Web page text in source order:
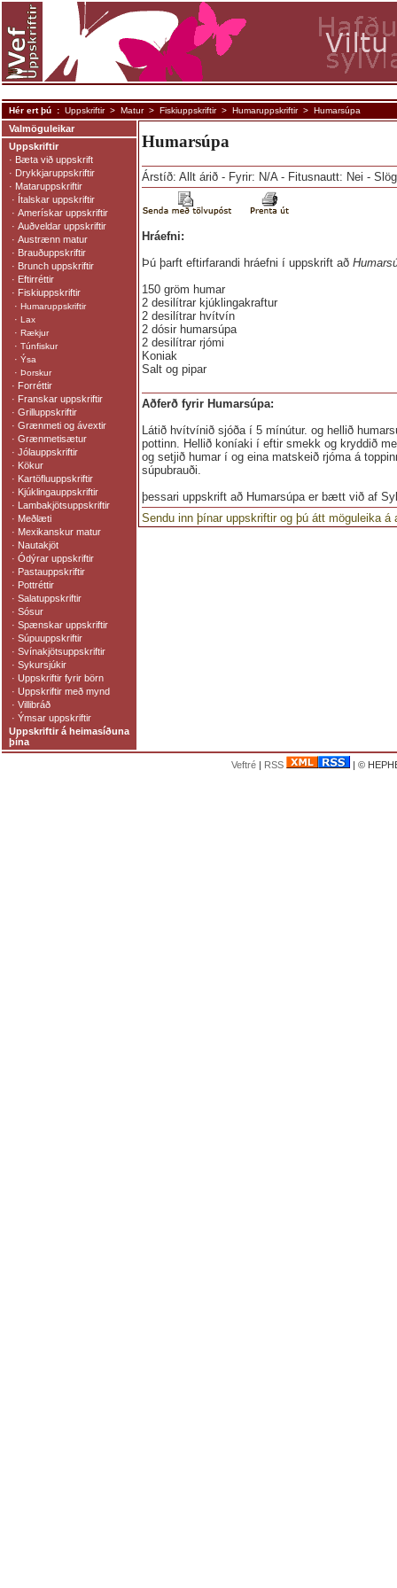
Humarsúpa
Árstíð: Allt árið - Fyrir: N/A - Fitusnautt: Nei -
Hráefni:
Þú þarft eftirfarandi hráefni í uppskrift að
150 gröm humar
2 desilítrar kjúklingakraftur
2 desilítrar hvítvín
2 dósir humarsúpa
2 desilítrar rjómi
Koniak
Salt og pipar
Aðferð fyrir Humarsúpa:
Látið hvítvínið sjóða í 5 mínútur. og hellið
pottinn. Hellið koníaki í eftir smekk og kryddið
og setjið humar í og eina matskeið rjóma á
súpubrauði.
þessari uppskrift að Humarsúpa er bætt við af
Sendu inn þínar uppskriftir og þú átt möguleika
Valmöguleikar
Uppskriftir
· Bæta við uppskrift
· Drykkjaruppskriftir
· Mataruppskriftir
· Ítalskar uppskriftir
· Amerískar uppskriftir
· Auðveldar uppskriftir
· Austrænn matur
· Brauðuppskriftir
· Brunch uppskriftir
· Eftirréttir
· Fiskiuppskriftir
· Humaruppskriftir
· Lax
· Rækjur
· Túnfiskur
· Ýsa
· Þorskur
· Forréttir
· Franskar uppskriftir
· Grilluppskriftir
· Grænmeti og ávextir
· Grænmetisætur
· Jólauppskriftir
· Kökur
· Kartöfluuppskriftir
· Kjúklingauppskriftir
· Lambakjötsuppskriftir
· Meðlæti
· Mexikanskur matur
· Nautakjöt
· Ódýrar uppskriftir
· Pastauppskriftir
· Pottréttir
· Salatuppskriftir
· Sósur
· Spænskar uppskriftir
· Súpuuppskriftir
· Svínakjötsuppskriftir
· Sykursjúkir
· Uppskriftir fyrir börn
· Uppskriftir með mynd
· Villibráð
· Ýmsar uppskriftir
Uppskriftir á heimasíðuna
þína
Veftré| RSS | ©
Hér ert þú : Uppskriftir > Matur > Fiskiuppskriftir > Humaruppskriftir > Humarsúpa